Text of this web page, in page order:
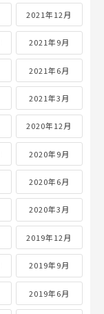
2021年12月
2021年9月
2021年6月
2021年3月
2020年12月
2020年9月
2020年6月
2020年3月
2019年12月
2019年9月
2019年6月